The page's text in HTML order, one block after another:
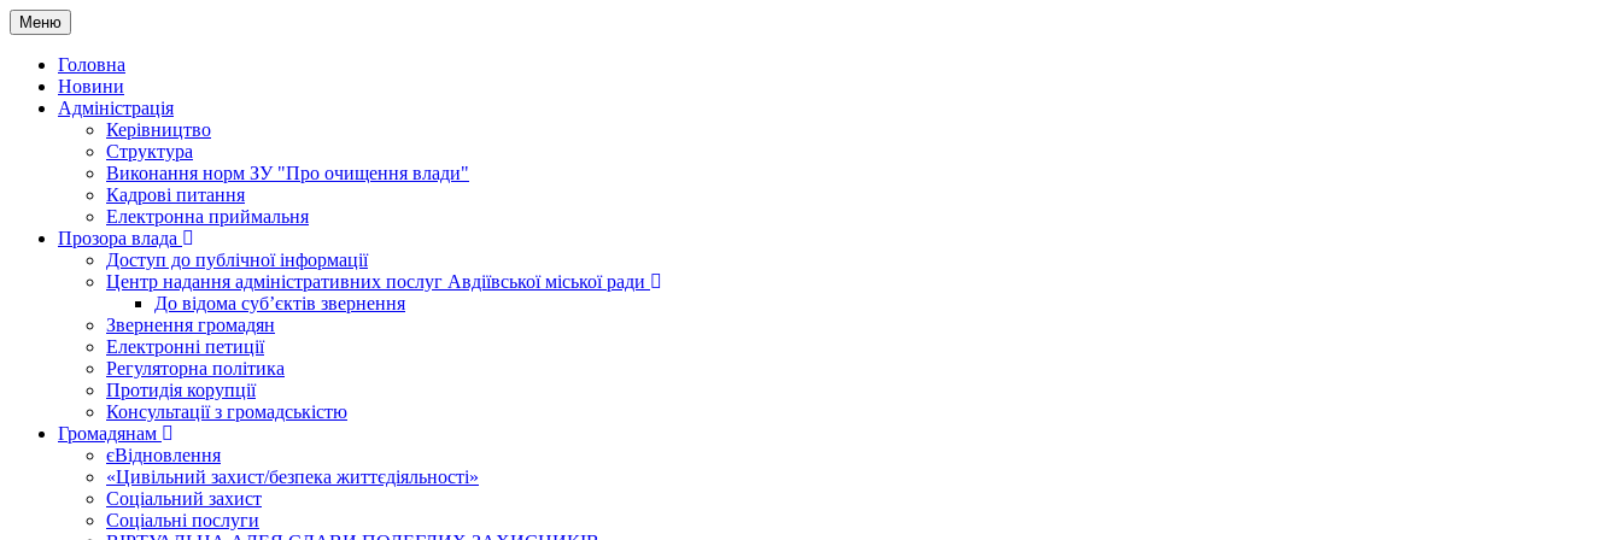
Меню
Головна
Новини
Адміністрація
Керівництво
Структура
Виконання норм ЗУ "Про очищення влади"
Кадрові питання
Електронна приймальня
Прозора влада
Доступ до публічної інформації
Центр надання адміністративних послуг Авдіївської міської ради
До відома суб’єктів звернення
Звернення громадян
Електронні петиції
Регуляторна політика
Протидія корупції
Консультації з громадськістю
Громадянам
єВідновлення
«Цивільний захист/безпека життєдіяльності»
Соціальний захист
Соціальні послуги